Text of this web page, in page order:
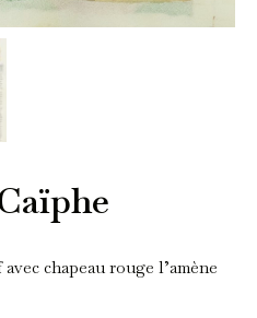
chapeau rouge l’amène